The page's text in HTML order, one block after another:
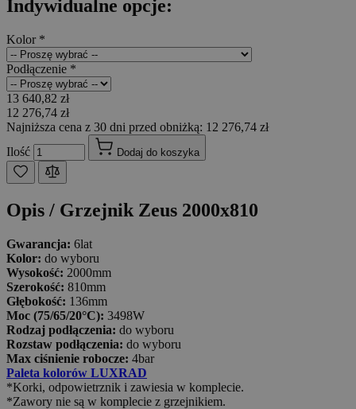
Indywidualne opcje:
Kolor *
Podłączenie *
13 640,82 zł
12 276,74 zł
Najniższa cena z 30 dni przed obniżką: 12 276,74 zł
Ilość
Dodaj do koszyka
Opis / Grzejnik Zeus 2000x810
Gwarancja: 6lat
Kolor: do wyboru
Wysokość: 2000mm
Szerokość: 810mm
Głębokość: 136mm
Moc (75/65/20°C): 3498W
Rodzaj podłączenia: do wyboru
Rozstaw podłączenia: do wyboru
Max ciśnienie robocze: 4bar
Paleta kolorów LUXRAD
*Korki, odpowietrznik i zawiesia w komplecie.
*Zawory nie są w komplecie z grzejnikiem.